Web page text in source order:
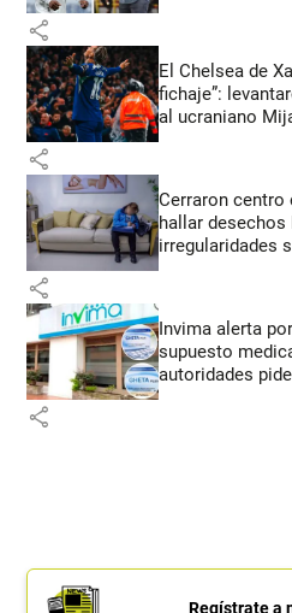
share
El Chelsea de
fichaje”:
al ucraniano
share
Cerraron
hallar
irregularidades
share
Invima alerta
supuesto
autoridades
share
Regístrate a